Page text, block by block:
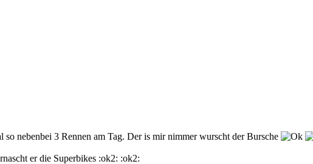
so nebenbei 3 Rennen am Tag. Der is mir nimmer wurscht der Bursche
er die Superbikes :ok2: :ok2: